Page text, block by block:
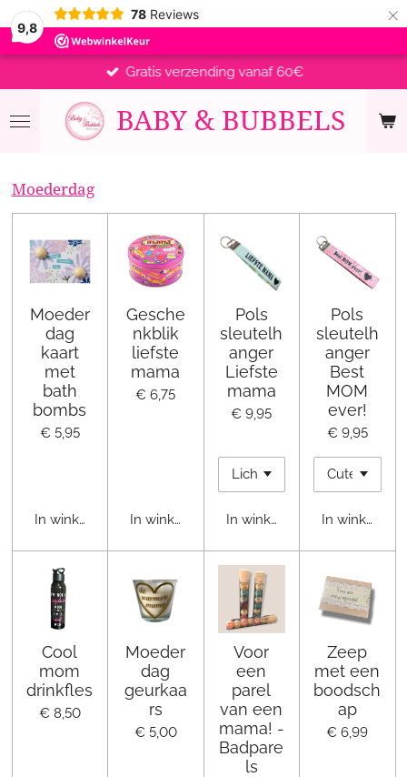
9,8
78 Reviews ×
BABY & BUBBELS
Gratis verzending vanaf 60€
Moederdag
Moeder
dag
kaart
met
bath
bombs
€ 5,95
In winkelwagen
Gesche
nkblik
liefste
mama
€ 6,75
In winkelwagen
Pols
sleutelh
anger
Liefste
mama
€ 9,95
In winkelwagen
Pols
sleutelh
anger
Best
MOM
ever!
€ 9,95
In
Cool
mom
drinkfles
€ 8,50
Moeder
dag
geurkaa
rs
€ 5,00
Voor
een
parel
van een
mama! -
Badpare
ls
Zeep
met een
boodsch
ap
€ 6,99